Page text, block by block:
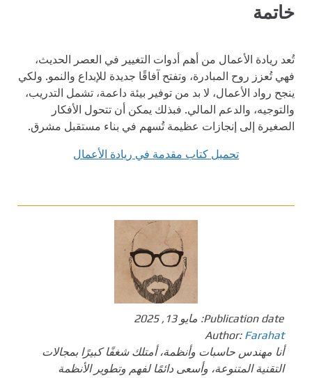
خاتمة
تُعد ريادة الأعمال من أهم أدوات التغيير في العصر الحديث،
فهي تُعزز روح المبادرة، وتفتح آفاقًا جديدة للإبداع والنمو. ولكي
ينجح رواد الأعمال، لا بد من توفير بيئة داعمة، تشمل التدريب،
والتوجيه، والدعم المالي. فبذلك يمكن أن تتحول الأفكار
الصغيرة إلى إنجازات عظيمة تُسهم في بناء مستقبل مشرق.
تحميل كتاب مقدمة في ريادة الأعمال
Publication date: مايو 13, 2025
Author: Farahat
أنا مهندس حاسبات وأنظمة، أمتلك شغفًا كبيرًا بمجالات
التقنية المتنوعة، وأسعى دائمًا لفهم وتطوير الأنظمة